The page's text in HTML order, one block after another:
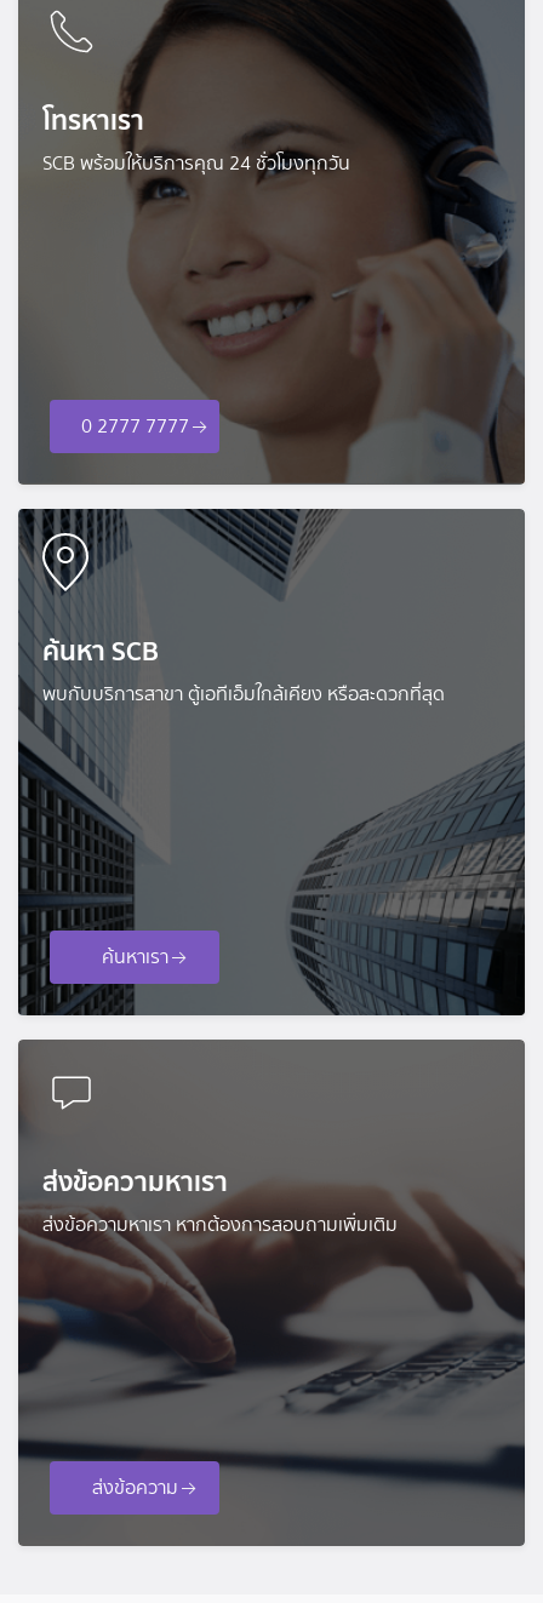
โทรหาเรา
SCB พร้อมให้บริการคุณ 24 ชั่วโมงทุกวัน
0 2777 7777
ค้นหา SCB
พบกับบริการสาขา ตู้เอทีเอ็มใกล้เคียง หรือสะดวกที่สุด
ค้นหาเรา
ส่งข้อความหาเรา
ส่งข้อความหาเรา หากต้องการสอบถามเพิ่มเติม
ส่งข้อความ